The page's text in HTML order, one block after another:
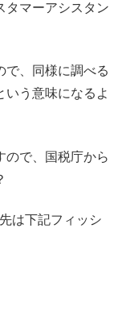
タマーアシスタン
で、同様に調べる
いう意味になるよ
ので、国税庁から
は下記フィッシ